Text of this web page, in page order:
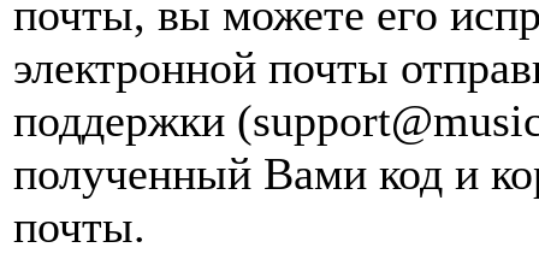
почты, вы можете его
электронной почты
поддержки
полученный Вами код и
почты.